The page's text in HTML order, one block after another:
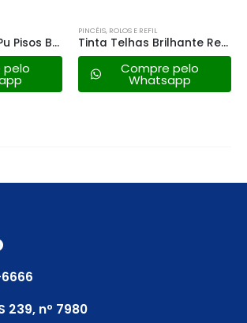
Verniz Majestic Pu Pisos Brilhante Incolor – 3,6lt
pelo
PINCÉIS, ROLOS E REFIL
Tinta Telhas Brilhante Renner Incolor – 3,6lt
Compre pelo
Whatsapp
239, nº 7980